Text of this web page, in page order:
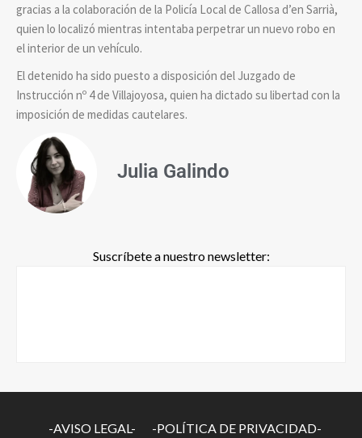
gracias a la colaboración de la Policía Local de Callosa d’en Sarrià,
quien lo localizó mientras intentaba perpetrar un nuevo robo en
el interior de un vehículo.
El detenido ha sido puesto a disposición del Juzgado de
Instrucción nº 4 de Villajoyosa, quien ha dictado su libertad con la
imposición de medidas cautelares.
Julia Galindo
Suscríbete a nuestro newsletter:
-AVISO LEGAL- -POLÍTICA DE PRIVACIDAD-